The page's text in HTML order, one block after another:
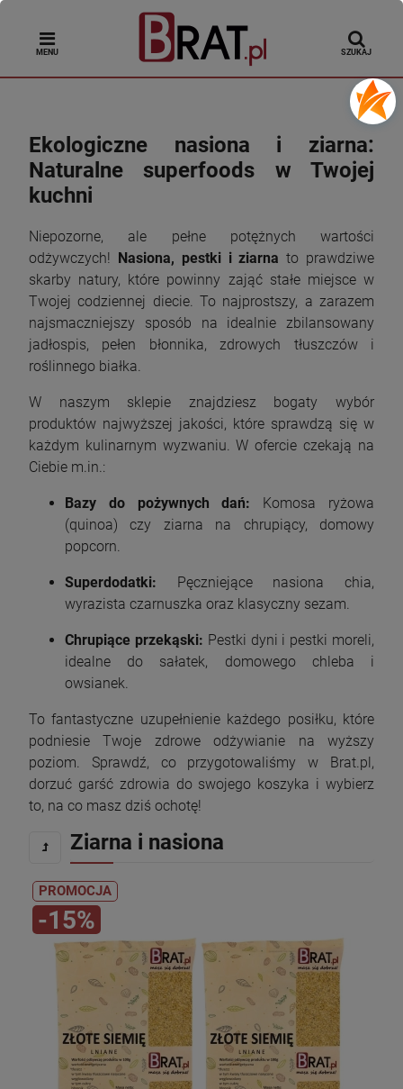
MENU SZUKAJ
Ekologiczne nasiona i ziarna:
Naturalne superfoods w Twojej
kuchni
Niepozorne, ale pełne potężnych wartości
odżywczych! Nasiona, pestki i ziarna to prawdziwe
skarby natury, które powinny zająć stałe miejsce w
Twojej codziennej diecie. To najprostszy, a zarazem
najsmaczniejszy sposób na idealnie zbilansowany
jadłospis, pełen błonnika, zdrowych tłuszczów i
roślinnego białka.
W naszym sklepie znajdziesz bogaty wybór
produktów najwyższej jakości, które sprawdzą się w
każdym kulinarnym wyzwaniu. W ofercie czekają na
Ciebie m.in.:
Bazy do pożywnych dań: Komosa ryżowa
(quinoa) czy ziarna na chrupiący, domowy
popcorn.
Superdodatki: Pęczniejące nasiona chia,
wyrazista czarnuszka oraz klasyczny sezam.
Chrupiące przekąski: Pestki dyni i pestki moreli,
idealne do sałatek, domowego chleba i
owsianek.
To fantastyczne uzupełnienie każdego posiłku, które
podniesie Twoje zdrowe odżywianie na wyższy
poziom. Sprawdź, co przygotowaliśmy w Brat.pl,
dorzuć garść zdrowia do swojego koszyka i wybierz
to, na co masz dziś ochotę!
Ziarna i nasiona
PROMOCJA
-15%